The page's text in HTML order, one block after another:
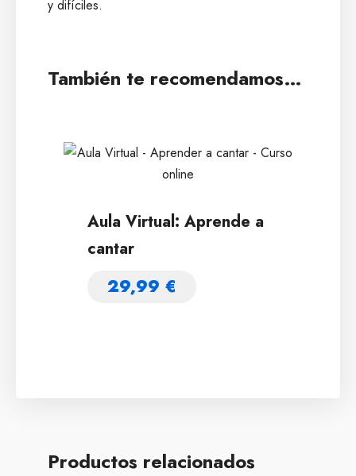
y difíciles.
También te recomendamos…
Aula Virtual: Aprende a
cantar
29,99 €
Productos relacionados